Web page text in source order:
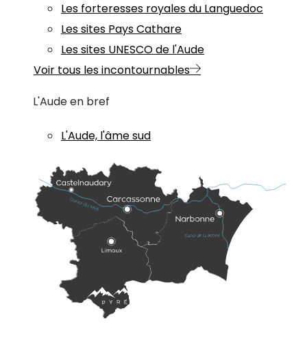
Les forteresses royales du Languedoc
Les sites Pays Cathare
Les sites UNESCO de l'Aude
Voir tous les incontournables
L'Aude en bref
L'Aude, l'âme sud